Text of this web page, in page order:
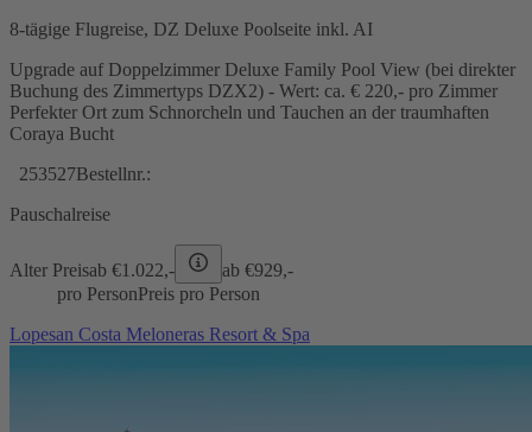
8-tägige Flugreise, DZ Deluxe Poolseite inkl. AI
Upgrade auf Doppelzimmer Deluxe Family Pool View (bei direkter
Buchung des Zimmertyps DZX2) - Wert: ca. € 220,- pro Zimmer
Perfekter Ort zum Schnorcheln und Tauchen an der traumhaften
Coraya Bucht
253527Bestellnr.:
Pauschalreise
Alter Preisab €1.022,- ab €929,-
pro PersonPreis pro Person
Lopesan Costa Meloneras Resort & Spa